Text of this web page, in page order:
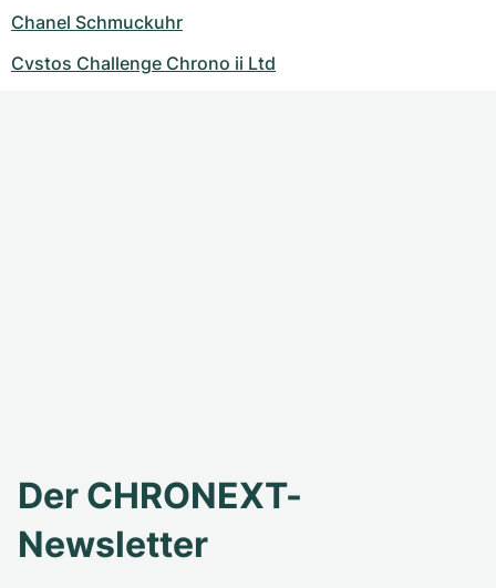
Chanel Schmuckuhr
Cvstos Challenge Chrono ii Ltd
Der CHRONEXT-
Newsletter